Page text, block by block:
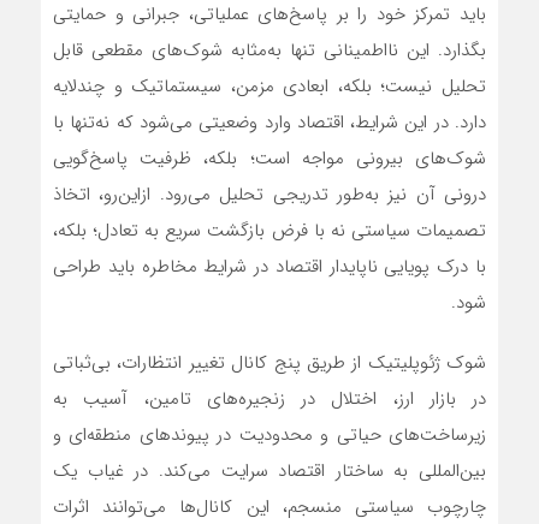
باید تمرکز خود را بر پاسخ‌های عملیاتی، جبرانی و حمایتی
بگذارد. این نااطمینانی تنها به‌مثابه شوک‌های مقطعی قابل
تحلیل نیست؛ بلکه، ابعادی مزمن، سیستماتیک و چندلایه
دارد. در این شرایط، اقتصاد وارد وضعیتی می‌شود که نه‌تنها با
شوک‌های بیرونی مواجه است؛ بلکه، ظرفیت پاسخ‌گویی
درونی آن نیز به‌طور تدریجی تحلیل می‌رود. ازاین‌رو، اتخاذ
تصمیمات سیاستی نه با فرض بازگشت سریع به تعادل؛ بلکه،
با درک پویایی ناپایدار اقتصاد در شرایط مخاطره باید طراحی
شود.
شوک ژئوپلیتیک از طریق پنج کانال تغییر انتظارات، بی‌ثباتی
در بازار ارز، اختلال در زنجیره‌های تامین، آسیب به
زیرساخت‌های حیاتی و محدودیت در پیوندهای منطقه‌ای و
بین‌المللی به ساختار اقتصاد سرایت می‌کند. در غیاب یک
چارچوب سیاستی منسجم، این کانال‌ها می‌توانند اثرات